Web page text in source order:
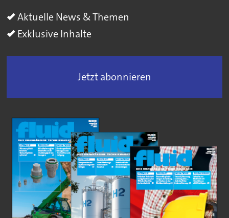
Aktuelle News & Themen
Exklusive Inhalte
Jetzt abonnieren